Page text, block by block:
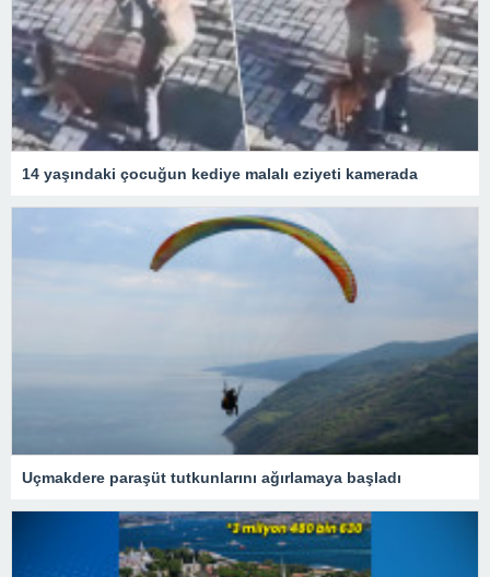
14 yaşındaki çocuğun kediye malalı eziyeti kamerada
Uçmakdere paraşüt tutkunlarını ağırlamaya başladı